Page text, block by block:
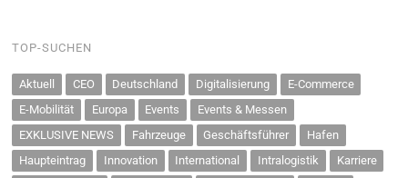
TOP-SUCHEN
Aktuell CEO Deutschland Digitalisierung
E-Commerce
E-Mobilität
Europa Events
Events & Messen
EXKLUSIVE NEWS
Fahrzeuge Geschäftsführer
Hafen
Haupteintrag
Innovation International Intralogistik
Karriere